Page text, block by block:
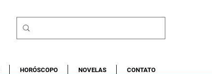
HORÓSCOPO NOVELAS CONTATO